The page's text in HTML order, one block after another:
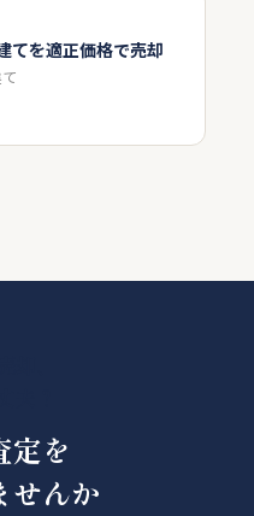
てを適正価格で売却
定を
せんか